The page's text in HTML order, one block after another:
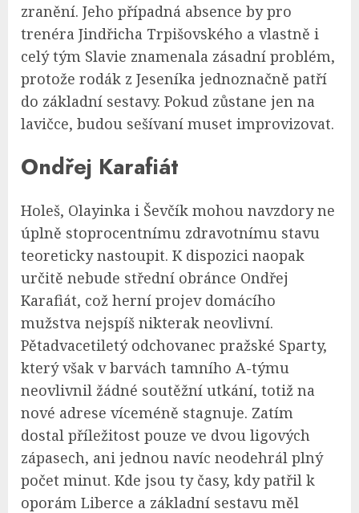
zranění. Jeho případná absence by pro
trenéra Jindřicha Trpišovského a vlastně i
celý tým Slavie znamenala zásadní problém,
protože rodák z Jeseníka jednoznačně patří
do základní sestavy. Pokud zůstane jen na
lavičce, budou sešívaní muset improvizovat.
Ondřej Karafiát
Holeš, Olayinka i Ševčík mohou navzdory ne
úplně stoprocentnímu zdravotnímu stavu
teoreticky nastoupit. K dispozici naopak
určitě nebude střední obránce Ondřej
Karafiát, což herní projev domácího
mužstva nejspíš nikterak neovlivní.
Pětadvacetiletý odchovanec pražské Sparty,
který však v barvách tamního A-týmu
neovlivnil žádné soutěžní utkání, totiž na
nové adrese víceméně stagnuje. Zatím
dostal příležitost pouze ve dvou ligových
zápasech, ani jednou navíc neodehrál plný
počet minut. Kde jsou ty časy, kdy patřil k
oporám Liberce a základní sestavu měl